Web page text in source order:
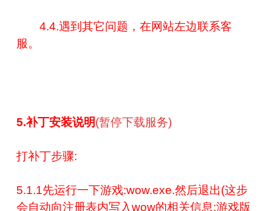
4.4.遇到其它问题，在网站左边联系客
服。
5.补丁安装说明(暂停下载服务)
打补丁步骤:
5.1.1先运行一下游戏:wow.exe.然后退出(这步
会自动向注册表内写入wow的相关信息:游戏版